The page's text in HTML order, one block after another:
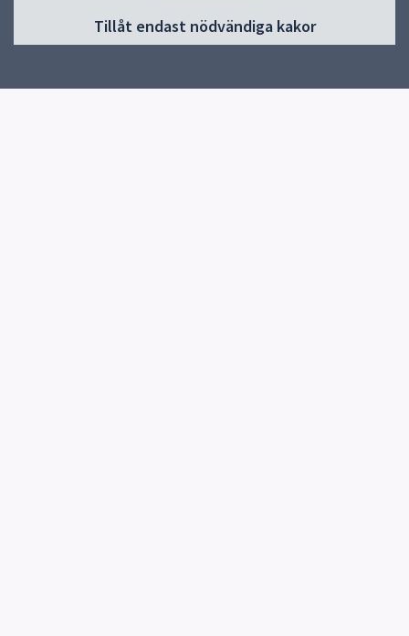
Tillåt endast nödvändiga kakor
Våra kök och menyer